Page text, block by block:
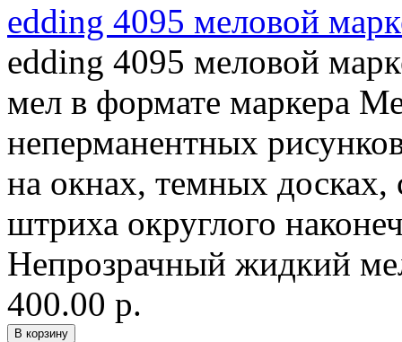
edding 4095 меловой
edding 4095 меловой
мел в формате маркера
неперманентных
на окнах, темных
штриха округлого
Непрозрачный жидкий
400.00 р.